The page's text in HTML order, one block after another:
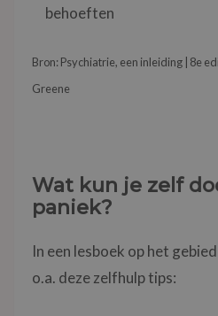
behoeften
Bron: Psychiatrie, een inleiding | 8e
Greene
Wat kun je zelf
paniek?
In een lesboek op het
o.a. deze zelfhulp tips: